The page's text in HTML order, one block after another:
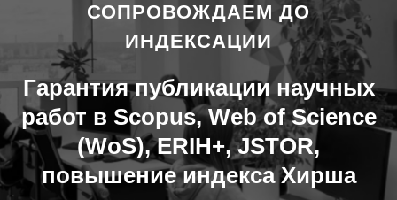
СОПРОВОЖДАЕМ ДО
ИНДЕКСАЦИИ
Гарантия публикации научных
работ в Scopus, Web of Science
(WoS), ERIH+, JSTOR,
повышение индекса Хирша